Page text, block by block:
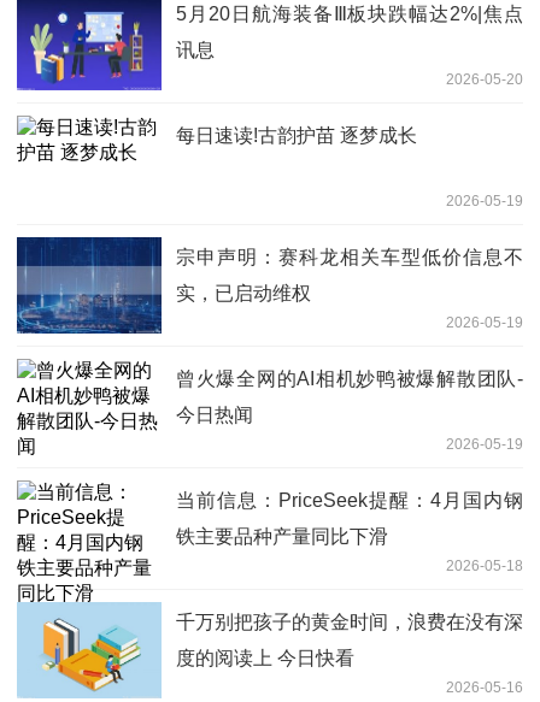
5月20日航海装备Ⅲ板块跌幅达2%|焦点
讯息
2026-05-20
每日速读!古韵护苗 逐梦成长
2026-05-19
宗申声明：赛科龙相关车型低价信息不
实，已启动维权
2026-05-19
曾火爆全网的AI相机妙鸭被爆解散团队-
今日热闻
2026-05-19
当前信息：PriceSeek提醒：4月国内钢
铁主要品种产量同比下滑
2026-05-18
千万别把孩子的黄金时间，浪费在没有深
度的阅读上 今日快看
2026-05-16